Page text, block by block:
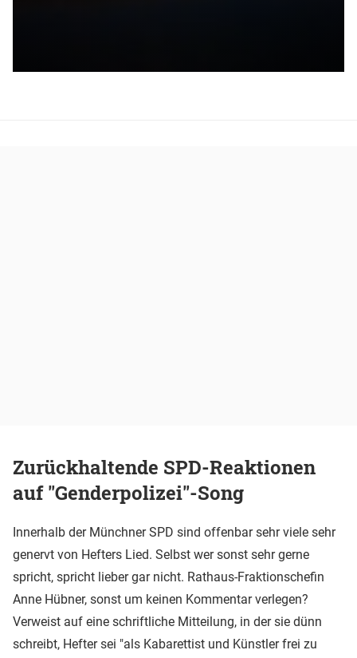
Zurückhaltende SPD-Reaktionen
auf "Genderpolizei"-Song
Innerhalb der Münchner SPD sind offenbar sehr viele sehr
genervt von Hefters Lied. Selbst wer sonst sehr gerne
spricht, spricht lieber gar nicht. Rathaus-Fraktionschefin
Anne Hübner, sonst um keinen Kommentar verlegen?
Verweist auf eine schriftliche Mitteilung, in der sie dünn
schreibt, Hefter sei "als Kabarettist und Künstler frei zu